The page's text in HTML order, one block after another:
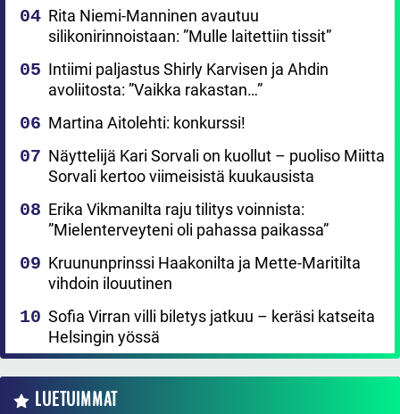
Rita Niemi-Manninen avautuu
silikonirinnoistaan: ”Mulle laitettiin tissit”
Intiimi paljastus Shirly Karvisen ja Ahdin
avoliitosta: ”Vaikka rakastan…”
Martina Aitolehti: konkurssi!
Näyttelijä Kari Sorvali on kuollut – puoliso Miitta
Sorvali kertoo viimeisistä kuukausista
Erika Vikmanilta raju tilitys voinnista:
”Mielenterveyteni oli pahassa paikassa”
Kruununprinssi Haakonilta ja Mette-Maritilta
vihdoin ilouutinen
Sofia Virran villi biletys jatkuu – keräsi katseita
Helsingin yössä
LUETUIMMAT